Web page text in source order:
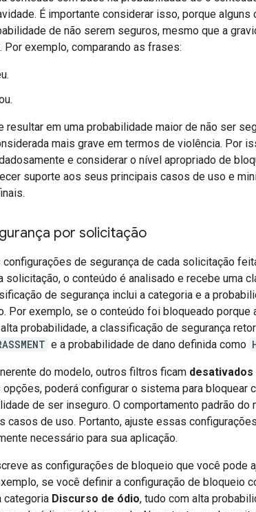
É importante considerar isso, porque alguns
de não serem seguros, mesmo que a
Por exemplo, comparando as frases:
resultar em uma probabilidade maior de não ser
mais grave em termos de violência. Por
e considerar o nível apropriado de
suporte aos seus principais casos de uso e
por solicitação
de segurança de cada solicitação
solicitação, o conteúdo é analisado e recebe uma
de segurança inclui a categoria e a
Por exemplo, se o conteúdo foi bloqueado porque
probabilidade, a classificação de segurança
e a probabilidade de dano definida como
do modelo, outros filtros ficam desativados
poderá configurar o sistema para bloquear
de ser inseguro. O comportamento padrão do
casos de uso. Portanto, ajuste essas
necessário para sua aplicação.
as configurações de bloqueio que você pode
se você definir a configuração de bloqueio
categoria Discurso de ódio, tudo com alta